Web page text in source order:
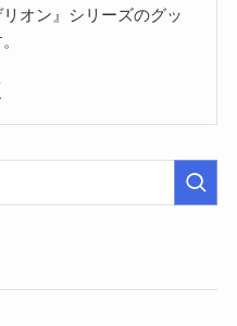
オン』シリーズのグッ